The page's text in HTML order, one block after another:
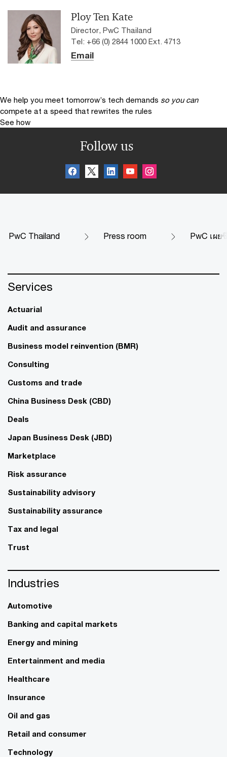
Ploy Ten Kate
Director, PwC Thailand
Tel: +66 (0) 2844 1000 Ext. 4713
Email
We help you meet tomorrow’s tech demands so you can
compete at a speed that rewrites the rules
See how
Follow us
PwC Thailand Press room PwC เผ
Services
Actuarial
Audit and assurance
Business model reinvention (BMR)
Consulting
Customs and trade
China Business Desk (CBD)
Deals
Japan Business Desk (JBD)
Marketplace
Risk assurance
Sustainability advisory
Sustainability assurance
Tax and legal
Trust
Industries
Automotive
Banking and capital markets
Energy and mining
Entertainment and media
Healthcare
Insurance
Oil and gas
Retail and consumer
Technology